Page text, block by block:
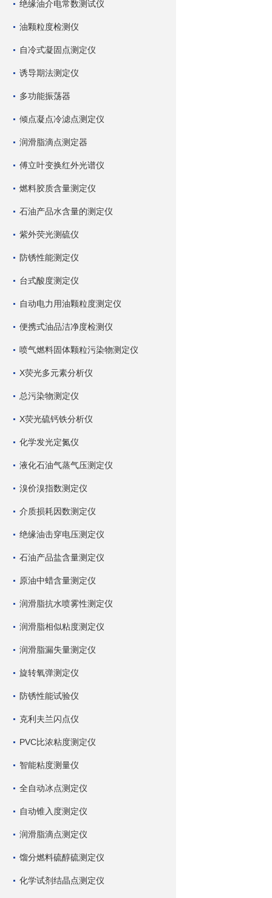
绝缘油介电常数测试仪
油颗粒度检测仪
自冷式凝固点测定仪
诱导期法测定仪
多功能振荡器
倾点凝点冷滤点测定仪
润滑脂滴点测定器
傅立叶变换红外光谱仪
燃料胶质含量测定仪
石油产品水含量的测定仪
紫外荧光测硫仪
防锈性能测定仪
台式酸度测定仪
自动电力用油颗粒度测定仪
便携式油品洁净度检测仪
喷气燃料固体颗粒污染物测定仪
X荧光多元素分析仪
总污染物测定仪
X荧光硫钙铁分析仪
化学发光定氮仪
液化石油气蒸气压测定仪
溴价溴指数测定仪
介质损耗因数测定仪
绝缘油击穿电压测定仪
石油产品盐含量测定仪
原油中蜡含量测定仪
润滑脂抗水喷雾性测定仪
润滑脂相似粘度测定仪
润滑脂漏失量测定仪
旋转氧弹测定仪
防锈性能试验仪
克利夫兰闪点仪
PVC比浓粘度测定仪
智能粘度测量仪
全自动冰点测定仪
自动锥入度测定仪
润滑脂滴点测定仪
馏分燃料硫醇硫测定仪
化学试剂结晶点测定仪